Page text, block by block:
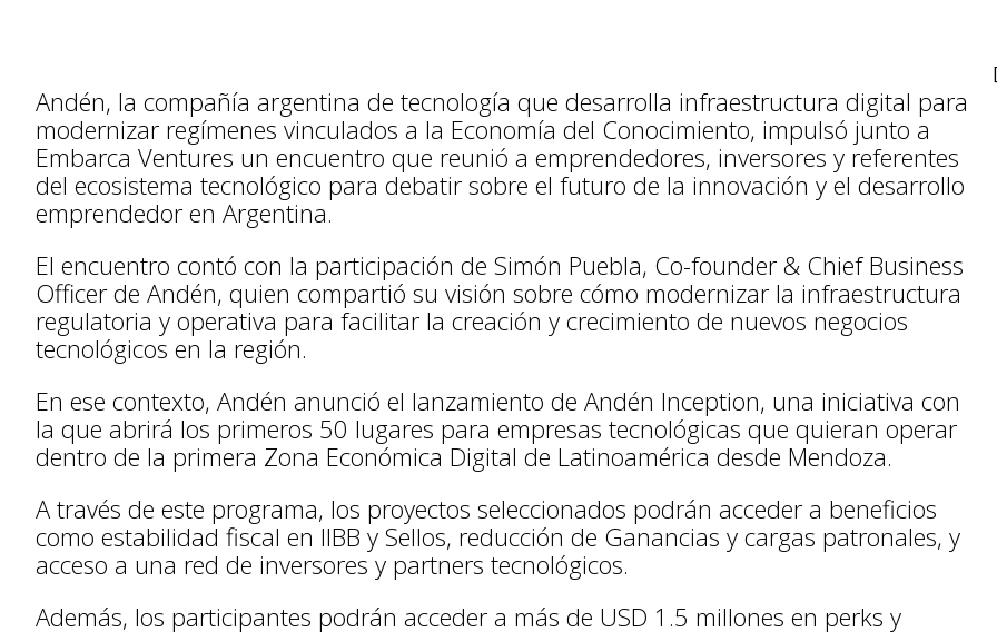
Andén, la compañía argentina de tecnología que desarrolla infraestructura digital para
modernizar regímenes vinculados a la Economía del Conocimiento, impulsó junto a
Embarca Ventures un encuentro que reunió a emprendedores, inversores y referentes
del ecosistema tecnológico para debatir sobre el futuro de la innovación y el desarrollo
emprendedor en Argentina.
El encuentro contó con la participación de Simón Puebla, Co-founder & Chief Business
Officer de Andén, quien compartió su visión sobre cómo modernizar la infraestructura
regulatoria y operativa para facilitar la creación y crecimiento de nuevos negocios
tecnológicos en la región.
En ese contexto, Andén anunció el lanzamiento de Andén Inception, una iniciativa con
la que abrirá los primeros 50 lugares para empresas tecnológicas que quieran operar
dentro de la primera Zona Económica Digital de Latinoamérica desde Mendoza.
A través de este programa, los proyectos seleccionados podrán acceder a beneficios
como estabilidad fiscal en IIBB y Sellos, reducción de Ganancias y cargas patronales, y
acceso a una red de inversores y partners tecnológicos.
Además, los participantes podrán acceder a más de USD 1.5 millones en perks y